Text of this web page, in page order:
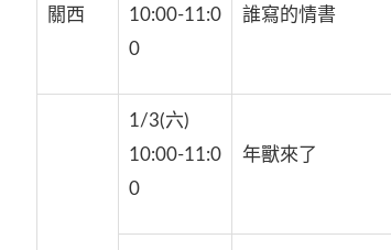
關西
10:00-11:0
0
誰寫的情書
1/3(六)
10:00-11:0
0
年獸來了